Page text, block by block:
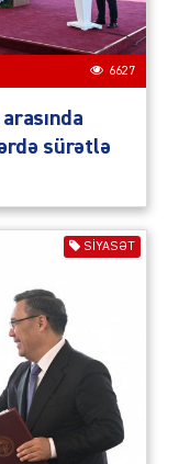
6627
sürətlə
SIYASƏT